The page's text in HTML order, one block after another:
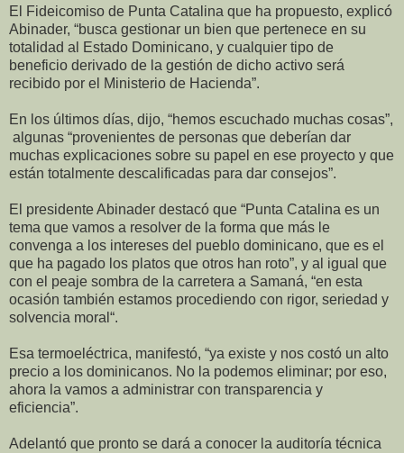
El Fideicomiso de Punta Catalina que ha propuesto, explicó
Abinader, “busca gestionar un bien que pertenece en su
totalidad al Estado Dominicano, y cualquier tipo de
beneficio derivado de la gestión de dicho activo será
recibido por el Ministerio de Hacienda”.
En los últimos días, dijo, “hemos escuchado muchas cosas”,
algunas “provenientes de personas que deberían dar
muchas explicaciones sobre su papel en ese proyecto y que
están totalmente descalificadas para dar consejos”.
El presidente Abinader destacó que “Punta Catalina es un
tema que vamos a resolver de la forma que más le
convenga a los intereses del pueblo dominicano, que es el
que ha pagado los platos que otros han roto”, y al igual que
con el peaje sombra de la carretera a Samaná, “en esta
ocasión también estamos procediendo con rigor, seriedad y
solvencia moral“.
Esa termoeléctrica, manifestó, “ya existe y nos costó un alto
precio a los dominicanos. No la podemos eliminar; por eso,
ahora la vamos a administrar con transparencia y
eficiencia”.
Adelantó que pronto se dará a conocer la auditoría técnica